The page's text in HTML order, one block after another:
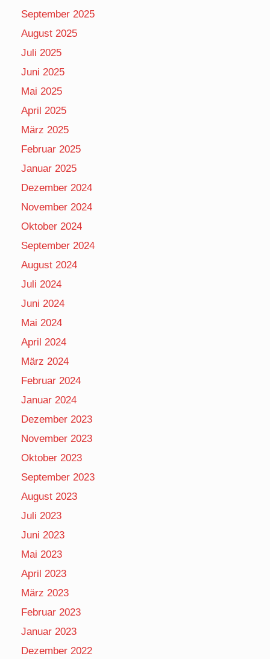
September 2025
August 2025
Juli 2025
Juni 2025
Mai 2025
April 2025
März 2025
Februar 2025
Januar 2025
Dezember 2024
November 2024
Oktober 2024
September 2024
August 2024
Juli 2024
Juni 2024
Mai 2024
April 2024
März 2024
Februar 2024
Januar 2024
Dezember 2023
November 2023
Oktober 2023
September 2023
August 2023
Juli 2023
Juni 2023
Mai 2023
April 2023
März 2023
Februar 2023
Januar 2023
Dezember 2022